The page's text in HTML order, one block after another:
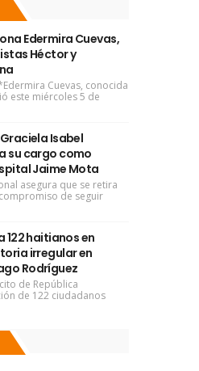
Edermira Cuevas,
Héctor y
Cuevas, conocida
este miércoles 5 de
Isabel
su cargo como
Jaime Mota
asegura que se retira
de seguir
122 haitianos en
irregular en
Rodríguez
de República
de 122 ciudadanos